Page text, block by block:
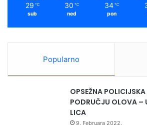
Radio Olovo/Udruženje Mapa kulture
29 ℃
sub
30 ℃
ned
34 ℃
pon
Popularno
OPSEŽNA
PODRUČJU OLOVA –
LICA
9. Februara 2022.